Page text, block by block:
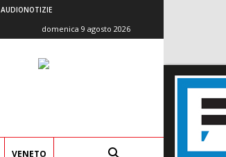
AUDIONOTIZIE
domenica 9 agosto 2026
VENETO